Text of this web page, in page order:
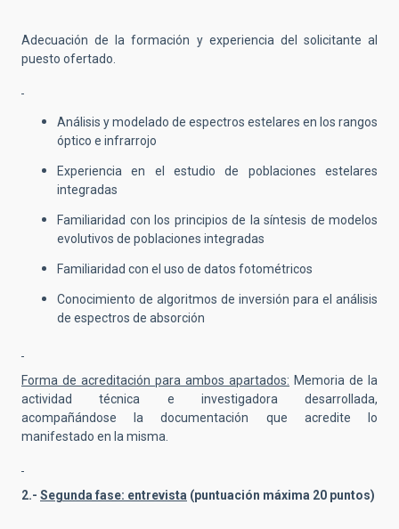
Adecuación de la formación y experiencia del solicitante al
puesto ofertado.
Análisis y modelado de espectros estelares en los rangos
óptico e infrarrojo
Experiencia en el estudio de poblaciones estelares
integradas
Familiaridad con los principios de la síntesis de modelos
evolutivos de poblaciones integradas
Familiaridad con el uso de datos fotométricos
Conocimiento de algoritmos de inversión para el análisis
de espectros de absorción
Forma de acreditación para ambos apartados: Memoria de la
actividad técnica e investigadora desarrollada,
acompañándose la documentación que acredite lo
manifestado en la misma.
2.- Segunda fase: entrevista (puntuación máxima 20 puntos)